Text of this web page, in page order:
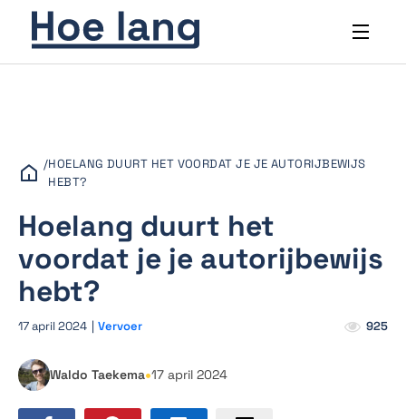
/HOELANG DUURT HET VOORDAT JE JE AUTORIJBEWIJS
HEBT?
Hoelang duurt het
voordat je je autorijbewijs
hebt?
17 april 2024 | Vervoer 925
Waldo Taekema•17 april 2024